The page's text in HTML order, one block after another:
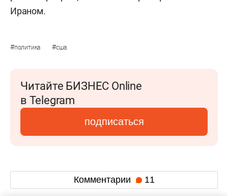
Ираном.
#политика #сша
Читайте БИЗНЕС Online
в Telegram
подписаться
Комментарии 11